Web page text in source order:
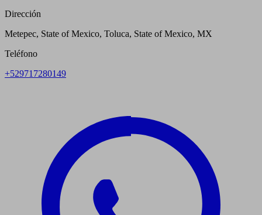
Dirección
Metepec, State of Mexico, Toluca, State of Mexico, MX
Teléfono
+529717280149